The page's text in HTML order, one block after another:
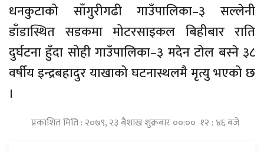
धनकुटाको साँगुरीगढी गाउँपालिका–३ सल्लेनी
डाँडास्थित सडकमा मोटरसाइकल बिहीबार राति
दुर्घटना हुँदा सोही गाउँपालिका–३ मदेन टोल बस्ने ३८
वर्षीय इन्द्रबहादुर याखाको घटनास्थलमै मृत्यु भएको छ
।
प्रकाशित मिति : २०७९, २३ बैशाख शुक्रबार ००:०० १२ : ४६ बजे